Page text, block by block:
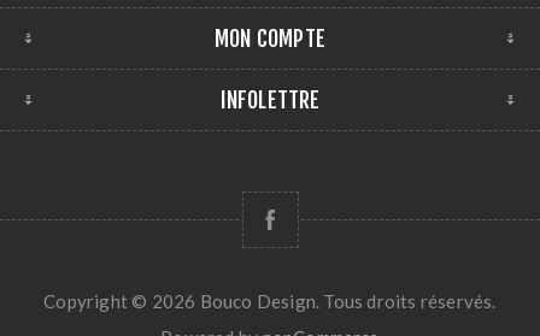
MON COMPTE
INFOLETTRE
Copyright © 2026 Bouco Design. Tous droits réservés.